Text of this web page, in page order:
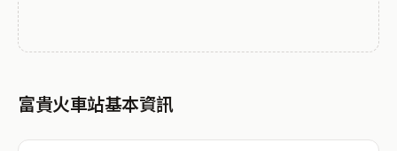
富貴火車站基本資訊